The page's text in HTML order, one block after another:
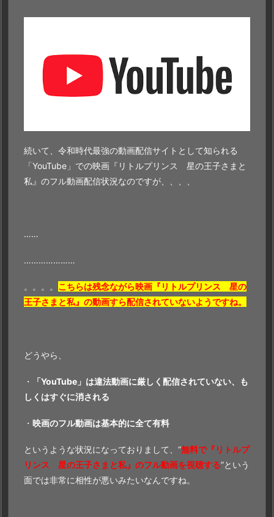
続いて、令和時代最強の動画配信サイトとして知られる
「YouTube」での映画『リトルプリンス 星の王子さまと
私』のフル動画配信状況なのですが、、、、
……
…………………
。。。。 こちらは残念ながら映画『リトルプリンス 星の
王子さまと私』の動画すら配信されていないようですね。
どうやら、
・
「YouTube」は違法動画に厳しく配信されていない、も
しくはすぐに消される
・ 映画のフル動画は基本的に全て有料
というような状況になっておりまして、“無料で『リトルプ
リンス 星の王子さまと私』のフル動画を視聴する”という
面では非常に相性が悪いみたいなんですね。